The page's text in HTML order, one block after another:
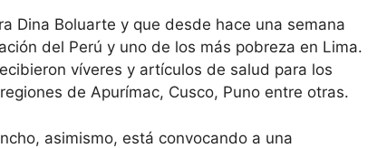
Dina Boluarte y que desde hace una semana
del Perú y uno de los más pobreza en Lima.
víveres y artículos de salud para los
de Apurímac, Cusco, Puno entre otras.
asimismo, está convocando a una